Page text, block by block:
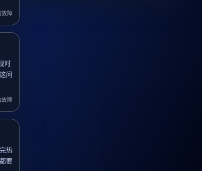
故障
时
问
故障
热
要